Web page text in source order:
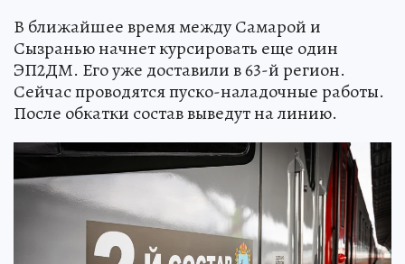
В ближайшее время между Самарой и
Сызранью начнет курсировать еще один
ЭП2ДМ. Его уже доставили в 63-й регион.
Сейчас проводятся пуско-наладочные работы.
После обкатки состав выведут на линию.